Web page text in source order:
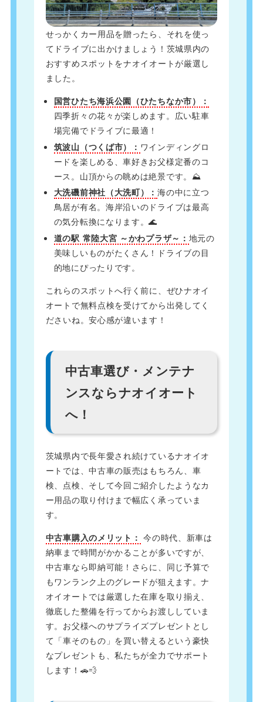
せっかくカー用品を贈ったら、それを使っ
てドライブに出かけましょう！茨城県内の
おすすめスポットをナオイオートが厳選し
ました。
国営ひたち海浜公園（ひたちなか市）：
四季折々の花々が楽しめます。広い駐車
場完備でドライブに最適！
筑波山（つくば市）： ワインディングロ
ードを楽しめる、車好きお父様定番のコ
ース。山頂からの眺めは絶景です。⛰️
大洗磯前神社（大洗町）：海の中に立つ
鳥居が有名。海岸沿いのドライブは最高
の気分転換になります。🌊
道の駅 常陸大宮 ～かわプラザ～： 地元の
美味しいものがたくさん！ドライブの目
的地にぴったりです。
これらのスポットへ行く前に、ぜひナオイ
オートで無料点検を受けてから出発してく
ださいね。安心感が違います！
中古車選び・メンテナ
ンスならナオイオート
へ！
茨城県内で長年愛され続けているナオイオ
ートでは、中古車の販売はもちろん、車
検、点検、そして今回ご紹介したようなカ
ー用品の取り付けまで幅広く承っていま
す。
中古車購入のメリット： 今の時代、新車は
納車まで時間がかかることが多いですが、
中古車なら即納可能！さらに、同じ予算で
もワンランク上のグレードが狙えます。ナ
オイオートでは厳選した在庫を取り揃え、
徹底した整備を行ってからお渡ししていま
す。お父様へのサプライズプレゼントとし
て「車そのもの」を買い替えるという豪快
なプレゼントも、私たちが全力でサポート
します！🚗💨